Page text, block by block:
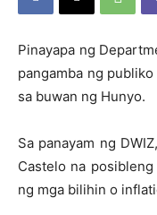
Pinayapa ng
pangamba ng
sa buwan ng Hunyo.
Sa panayam ng
Castelo na
ng mga bilihin o